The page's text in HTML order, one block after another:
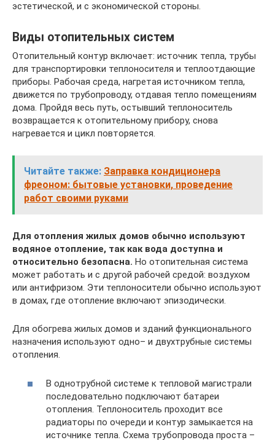
эстетической, и с экономической стороны.
Виды отопительных систем
Отопительный контур включает: источник тепла, трубы
для транспортировки теплоносителя и теплоотдающие
приборы. Рабочая среда, нагретая источником тепла,
движется по трубопроводу, отдавая тепло помещениям
дома. Пройдя весь путь, остывший теплоноситель
возвращается к отопительному прибору, снова
нагревается и цикл повторяется.
Читайте также: Заправка кондиционера
фреоном: бытовые установки, проведение
работ своими руками
Для отопления жилых домов обычно используют
водяное отопление, так как вода доступна и
относительно безопасна. Но отопительная система
может работать и с другой рабочей средой: воздухом
или антифризом. Эти теплоносители обычно используют
в домах, где отопление включают эпизодически.
Для обогрева жилых домов и зданий функционального
назначения используют одно– и двухтрубные системы
отопления.
В однотрубной системе к тепловой магистрали
последовательно подключают батареи
отопления. Теплоноситель проходит все
радиаторы по очереди и контур замыкается на
источнике тепла. Схема трубопровода проста –